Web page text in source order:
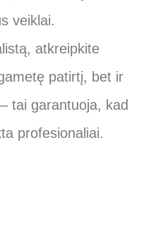
veiklai.
atkreipkite
patirtį, bet ir
tai garantuoja, kad
profesionaliai.